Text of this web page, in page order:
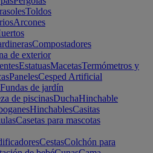
Toldos
Arcones
Compostadores
de exterior
EstatuasMacetasTermómetros y
PanelesCesped Artificial
Fundas de jardín
de piscinasDuchaHinchable
HinchablesCasitas
Casetas para mascotas
CestasColchón para